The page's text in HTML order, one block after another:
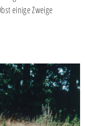
einige Zweige